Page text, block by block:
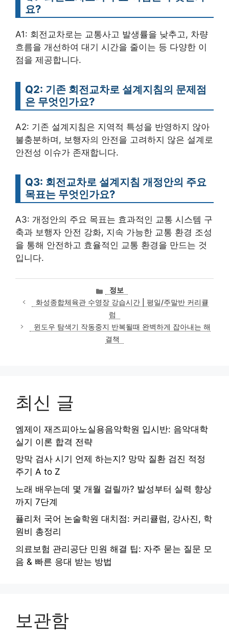
요?
A1: 회전교차로는 교통사고 발생률을 낮추고, 차량
흐름을 개선하여 대기 시간을 줄이는 등 다양한 이
점을 제공합니다.
Q2: 기존 회전교차로 설계지침의 문제점
은 무엇인가요?
A2: 기존 설계지침은 지역적 특성을 반영하지 않아
불충분하며, 보행자의 안전을 고려하지 않은 설계로
안전성 이슈가 존재합니다.
Q3: 회전교차로 설계지침 개정안의 주요
목표는 무엇인가요?
A3: 개정안의 주요 목표는 효과적인 교통 시스템 구
축과 보행자 안전 강화, 지속 가능한 교통 환경 조성
을 통해 안전하고 효율적인 교통 환경을 만드는 것
입니다.
카
테
고
리
정보
화성종합체육관 수영장 강습시간 | 평일/주말반 커리큘
럼
윈도우 탐색기 작동중지 반복될때 완벽하게 잡아내는 해
결책
최신 글
엠제이 재즈피아노실용음악학원 입시반: 음악대학
실기 이론 합격 전략
망막 검사 시기 언제 하는지? 망막 질환 검진 적정
주기 A to Z
노래 배우는데 몇 개월 걸릴까? 발성부터 실력 향상
까지 7단계
퓰리처 국어 논술학원 대치점: 커리큘럼, 강사진, 학
원비 총정리
의료보험 관리공단 민원 해결 팁: 자주 묻는 질문 모
음 & 빠른 응대 받는 방법
보관함